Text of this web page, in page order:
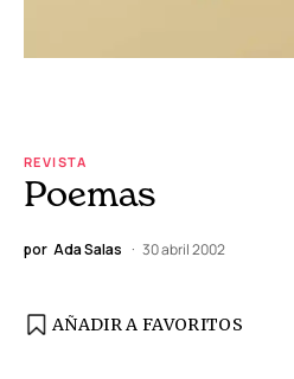
REVISTA
Poemas
por Ada Salas 30 abril 2002
AÑADIR A FAVORITOS